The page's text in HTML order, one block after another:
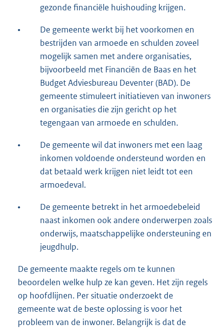
gezonde financiële huishouding krijgen.
•
De gemeente werkt bij het voorkomen en
bestrijden van armoede en schulden zoveel
mogelijk samen met andere organisaties,
bijvoorbeeld met Financiën de Baas en het
Budget Adviesbureau Deventer (BAD). De
gemeente stimuleert initiatieven van inwoners
en organisaties die zijn gericht op het
tegengaan van armoede en schulden.
•
De gemeente wil dat inwoners met een laag
inkomen voldoende ondersteund worden en
dat betaald werk krijgen niet leidt tot een
armoedeval.
•
De gemeente betrekt in het armoedebeleid
naast inkomen ook andere onderwerpen zoals
onderwijs, maatschappelijke ondersteuning en
jeugdhulp.
De gemeente maakte regels om te kunnen
beoordelen welke hulp ze kan geven. Het zijn regels
op hoofdlijnen. Per situatie onderzoekt de
gemeente wat de beste oplossing is voor het
probleem van de inwoner. Belangrijk is dat de